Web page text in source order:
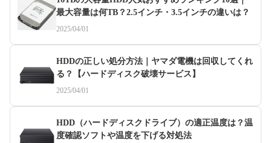
最大容量は何TB？2.5インチ・3.5インチの違いは？
2025/04/01
HDDの正しい処分方法｜ヤマダ電機は回収してくれ
る？【ハードディスク破壊サービス】
2025/04/01
HDD（ハードディスクドライブ）の適正温度は？温
度確認ソフトや温度を下げる対処法